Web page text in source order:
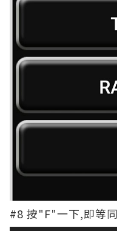
#8 按"F"一下,即等